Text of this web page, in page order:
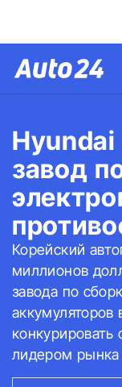
завод
Корейский
миллионов
завода по
аккумуляторов
конкурировать
лидером рынка